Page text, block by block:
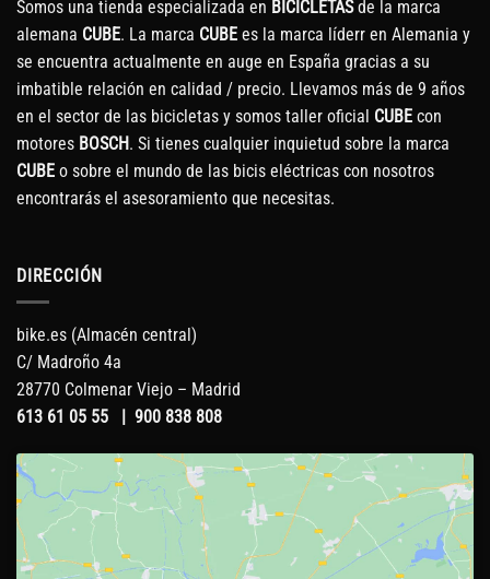
Somos una tienda especializada en BICICLETASde la marca
alemana CUBE. La marca CUBE es la marca líderr en Alemania y
se encuentra actualmente en auge en España gracias a su
imbatible relación en calidad / precio. Llevamos más de 9 años
en el sector de las bicicletas y somos taller oficial CUBE con
motores BOSCH. Si tienes cualquier inquietud sobre la marca
CUBE o sobre el mundo de las bicis eléctricas con nosotros
encontrarás el asesoramiento que necesitas.
DIRECCIÓN
bike.es (Almacén central)
C/ Madroño 4a
28770 Colmenar Viejo – Madrid
613 61 05 55
900 838 808